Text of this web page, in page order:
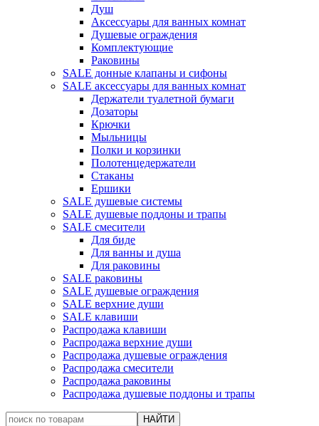
Душ
Аксессуары для ванных комнат
Душевые ограждения
Комплектующие
Раковины
SALE донные клапаны и сифоны
SALE аксессуары для ванных комнат
Держатели туалетной бумаги
Дозаторы
Крючки
Мыльницы
Полки и корзинки
Полотенцедержатели
Стаканы
Ершики
SALE душевые системы
SALE душевые поддоны и трапы
SALE смесители
Для биде
Для ванны и душа
Для раковины
SALE раковины
SALE душевые ограждения
SALE верхние души
SALE клавиши
Распродажа клавиши
Распродажа верхние души
Распродажа душевые ограждения
Распродажа смесители
Распродажа раковины
Распродажа душевые поддоны и трапы